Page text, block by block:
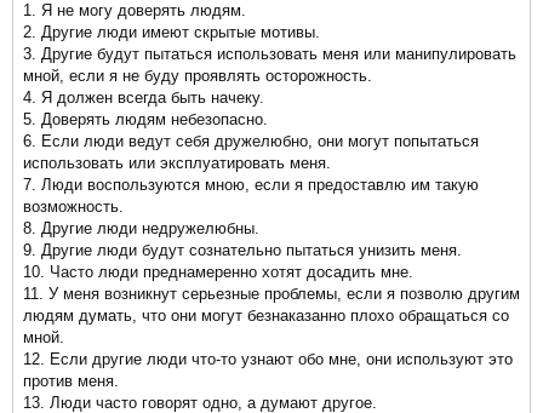
1. Я не могу доверять людям.
2. Другие люди имеют скрытые мотивы.
3. Другие будут пытаться использовать меня или манипулировать
мной, если я не буду проявлять осторожность.
4. Я должен всегда быть начеку.
5. Доверять людям небезопасно.
6. Если люди ведут себя дружелюбно, они могут попытаться
использовать или эксплуатировать меня.
7. Люди воспользуются мною, если я предоставлю им такую
возможность.
8. Другие люди недружелюбны.
9. Другие люди будут сознательно пытаться унизить меня.
10. Часто люди преднамеренно хотят досадить мне.
11. У меня возникнут серьезные проблемы, если я позволю другим
людям думать, что они могут безнаказанно плохо обращаться со
мной.
12. Если другие люди что-то узнают обо мне, они используют это
против меня.
13. Люди часто говорят одно, а думают другое.